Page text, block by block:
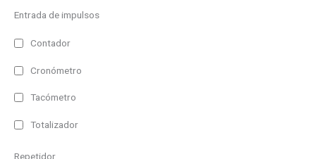
Humedad
Hora
Entrada de impulsos
Contador
Cronómetro
Tacómetro
Totalizador
Repetidor